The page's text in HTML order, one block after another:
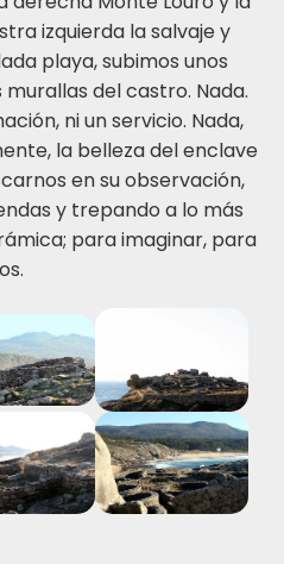
izquierda la salvaje y
playa, subimos unos
del castro. Nada.
ni un servicio. Nada,
la belleza del enclave
en su observación,
y trepando a lo más
para imaginar, para